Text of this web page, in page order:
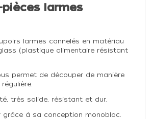
larmes
larmes cannelés en matériau
(plastique alimentaire résistant
permet de découper de manière
très solide, résistant et dur.
grâce à sa conception monobloc.